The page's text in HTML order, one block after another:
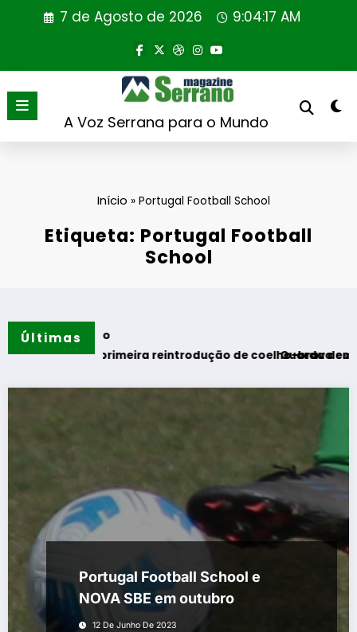
7 de Agosto de 2026 9:04:17 AM
A Voz Serrana para o Mundo
Início »Portugal Football School
Etiqueta: Portugal Football
School
Últimas
primeira reintrodução de coelho-bravo em área rewilding
Guarda desafia amantes
Portugal Football School e
NOVA SBE em outubro
12 De Junho De 2023